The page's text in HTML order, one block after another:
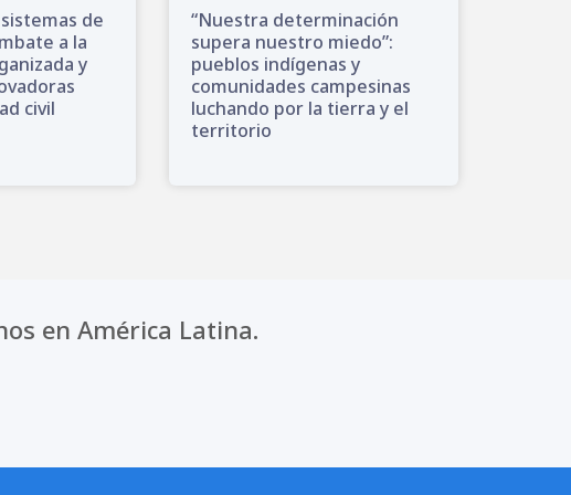
de
a la
y
civil
“Nuestra determinación
supera nuestro miedo”:
pueblos indígenas y
comunidades campesinas
luchando por la tierra y el
territorio
en América Latina.